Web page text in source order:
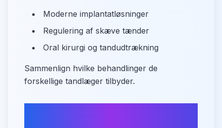
Moderne implantatløsninger
Regulering af skæve tænder
Oral kirurgi og tandudtrækning
Sammenlign hvilke behandlinger de
forskellige tandlæger tilbyder.